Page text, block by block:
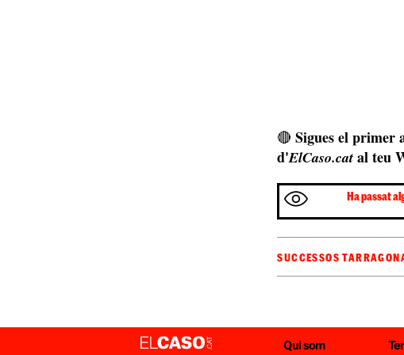
🔴Sigues el primer
d'ElCaso.cat al teu
Ha passat
SUCCESSOS
Qui som